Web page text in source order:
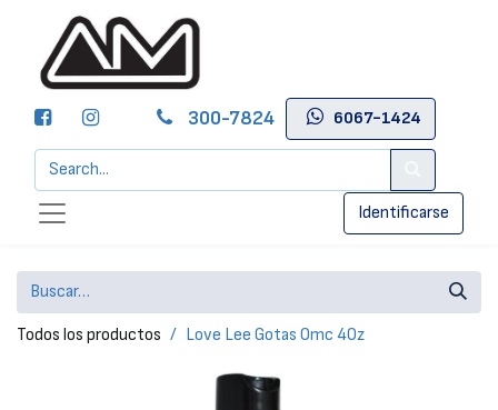
300-7824 6067-1424
Identificarse
Todos los productos Love Lee Gotas Omc 4Oz